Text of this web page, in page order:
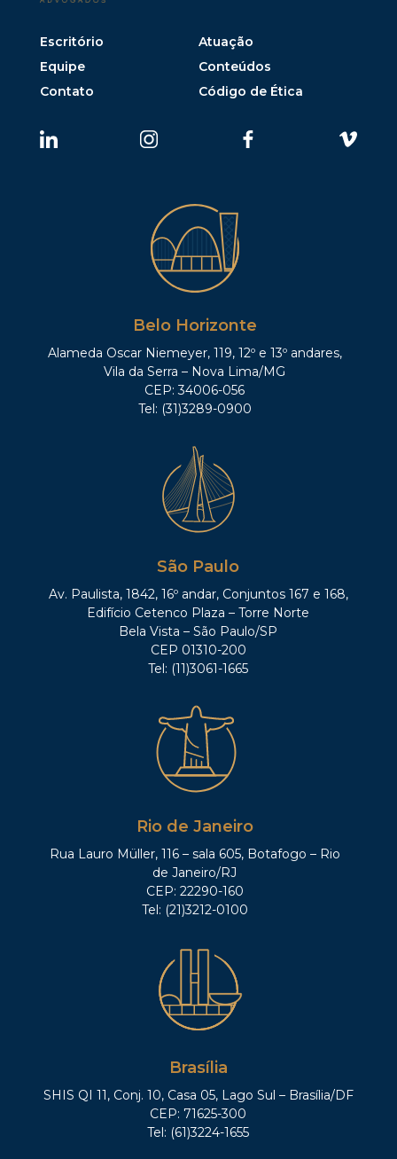
Escritório
Atuação
Equipe
Conteúdos
Contato
Código de Ética
Belo Horizonte
Alameda Oscar Niemeyer, 119, 12º e 13º andares,
Vila da Serra – Nova Lima/MG
CEP: 34006-056
Tel: (31)3289-0900
São Paulo
Av. Paulista, 1842, 16º andar, Conjuntos 167 e 168,
Edifício Cetenco Plaza – Torre Norte
Bela Vista – São Paulo/SP
CEP 01310-200
Tel: (11)3061-1665
Rio de Janeiro
Rua Lauro Müller, 116 – sala 605, Botafogo – Rio
de Janeiro/RJ
CEP: 22290-160
Tel: (21)3212-0100
Brasília
SHIS QI 11, Conj. 10, Casa 05, Lago Sul – Brasília/DF
CEP: 71625-300
Tel: (61)3224-1655